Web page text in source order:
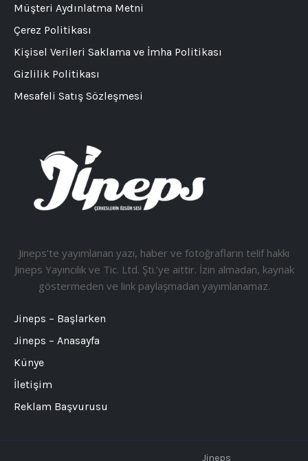
Jineps’te yayımlanan yazı, haber ve fotoğrafların telif hakkı
Jineps Yayıncılık ve Tic. Ltd. Şti.’ye aittir. İzin almadan, kaynak
göstermeden ve link paylaşmadan yayımlanamaz.
Jineps – Başlarken
Jineps – Anasayfa
Künye
İletişim
Reklam Başvurusu
Müşteri Aydınlatma Metni
Çerez Politikası
Kişisel Verileri Saklama ve İmha Politikası
Gizlilik Politikası
Mesafeli Satış Sözleşmesi
Jineps